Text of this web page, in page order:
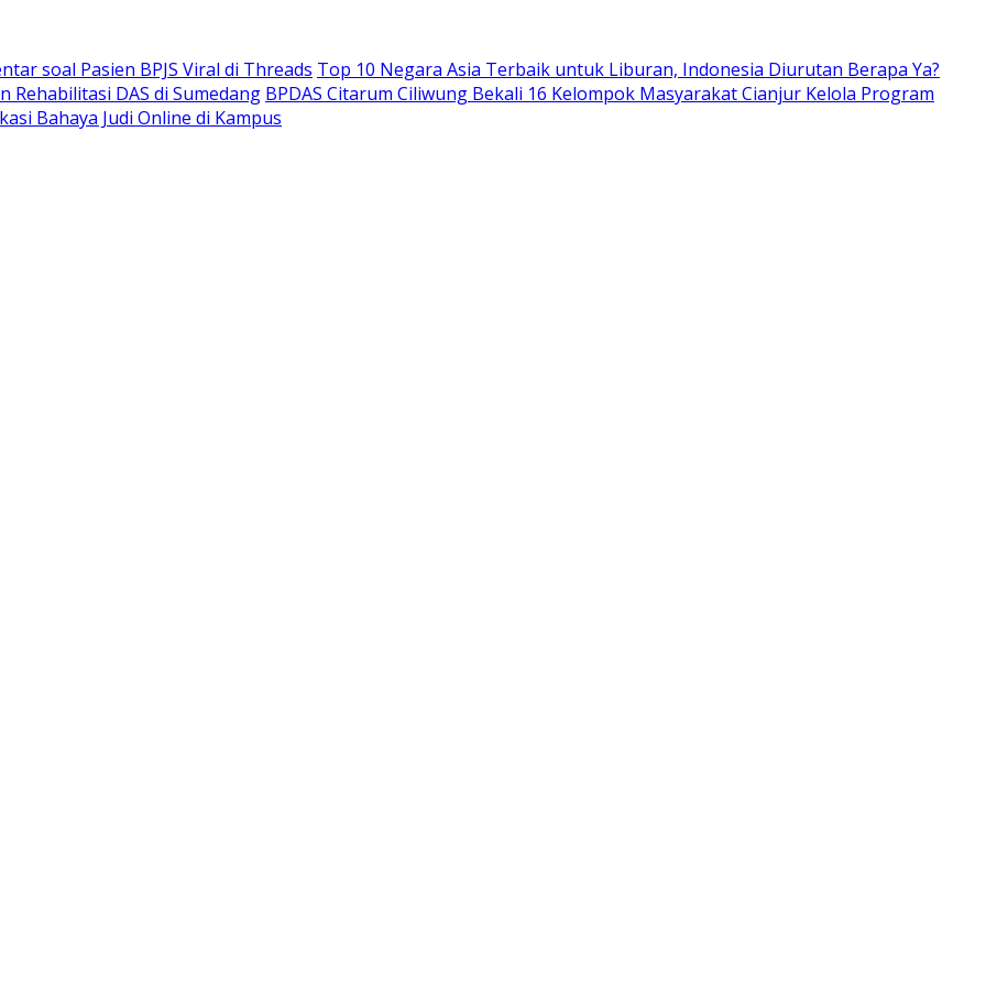
soal Pasien BPJS Viral di Threads Top 10 Negara Asia Terbaik untuk Liburan, Indonesia Diurutan Berapa Ya?
DAS di Sumedang BPDAS Citarum Ciliwung Bekali 16 Kelompok Masyarakat Cianjur Kelola Program
Bahaya Judi Online di Kampus